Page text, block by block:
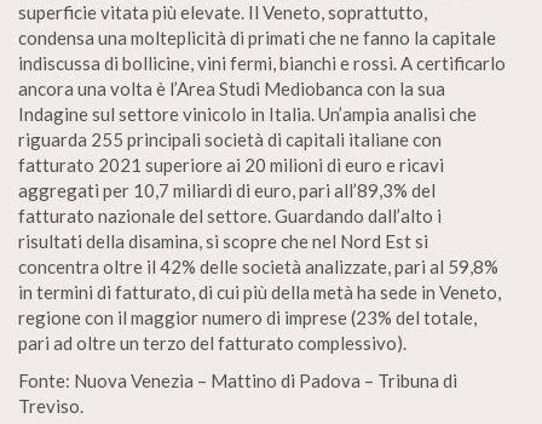
superficie vitata più elevate. Il Veneto, soprattutto,
condensa una molteplicità di primati che ne fanno la capitale
indiscussa di bollicine, vini fermi, bianchi e rossi. A certificarlo
ancora una volta è l’Area Studi Mediobanca con la sua
Indagine sul settore vinicolo in Italia. Un’ampia analisi che
riguarda 255 principali società di capitali italiane con
fatturato 2021 superiore ai 20 milioni di euro e ricavi
aggregati per 10,7 miliardi di euro, pari all’89,3% del
fatturato nazionale del settore. Guardando dall’alto i
risultati della disamina, si scopre che nel Nord Est si
concentra oltre il 42% delle società analizzate, pari al 59,8%
in termini di fatturato, di cui più della metà ha sede in Veneto,
regione con il maggior numero di imprese (23% del totale,
pari ad oltre un terzo del fatturato complessivo).
Fonte: Nuova Venezia – Mattino di Padova – Tribuna di
Treviso.